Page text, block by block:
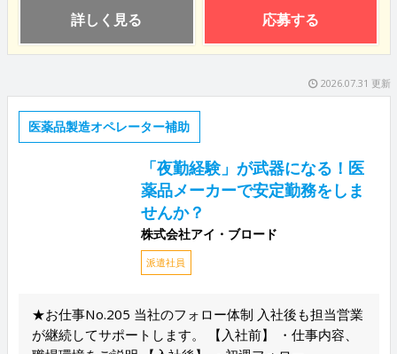
詳しく見る 応募する
2026.07.31 更新
医薬品製造オペレーター補助
「夜勤経験」が武器になる！医
薬品メーカーで安定勤務をしま
せんか？
株式会社アイ・ブロード
派遣社員
★お仕事No.205 当社のフォロー体制 入社後も担当営業
が継続してサポートします。 【入社前】 ・仕事内容、